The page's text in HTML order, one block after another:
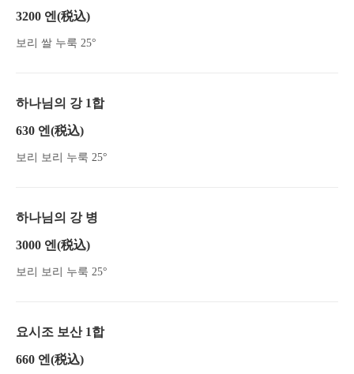
3200 엔 (税込)
보리 쌀 누룩 25°
하나님의 강 1합
630 엔 (税込)
보리 보리 누룩 25°
하나님의 강 병
3000 엔 (税込)
보리 보리 누룩 25°
요시조 보산 1합
660 엔 (税込)